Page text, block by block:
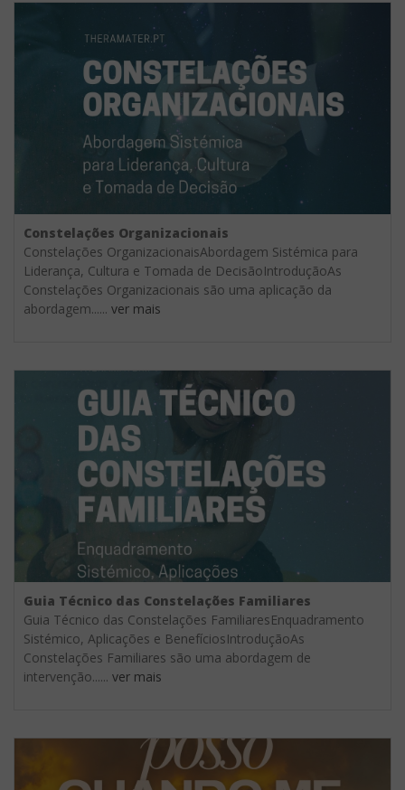
Constelações Organizacionais
Constelações OrganizacionaisAbordagem Sistémica para
Liderança, Cultura e Tomada de DecisãoIntroduçãoAs
Constelações Organizacionais são uma aplicação da
abordagem...... ver mais
Guia Técnico das Constelações Familiares
Guia Técnico das Constelações FamiliaresEnquadramento
Sistémico, Aplicações e BenefíciosIntroduçãoAs
Constelações Familiares são uma abordagem de
intervenção...... ver mais